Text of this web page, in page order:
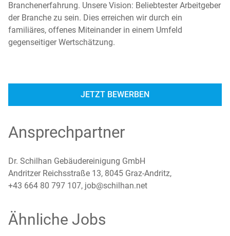
Branchenerfahrung. Unsere Vision: Beliebtester Arbeitgeber
der Branche zu sein. Dies erreichen wir durch ein
familiäres, offenes Miteinander in einem Umfeld
gegenseitiger Wertschätzung.
JETZT BEWERBEN
Ansprechpartner
Dr. Schilhan Gebäudereinigung GmbH
Andritzer Reichsstraße 13, 8045 Graz-Andritz,
+43 664 80 797 107, job@schilhan.net
Ähnliche Jobs
zu.
kann jederzeit